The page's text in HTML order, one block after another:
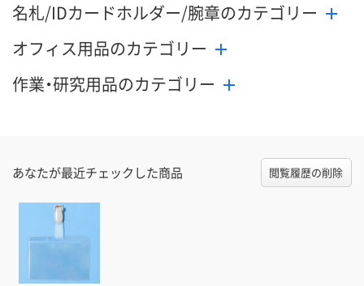
名札/IDカードホルダー/腕章のカテゴリー
オフィス用品のカテゴリー
作業・研究用品のカテゴリー
あなたが最近チェックした商品 閲覧履歴の削除